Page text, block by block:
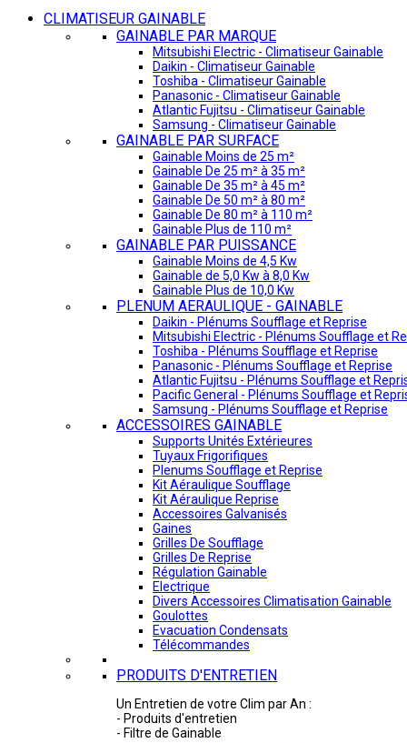
CLIMATISEUR GAINABLE
GAINABLE PAR MARQUE
Mitsubishi Electric - Climatiseur Gainable
Daikin - Climatiseur Gainable
Toshiba - Climatiseur Gainable
Panasonic - Climatiseur Gainable
Atlantic Fujitsu - Climatiseur Gainable
Samsung - Climatiseur Gainable
GAINABLE PAR SURFACE
Gainable Moins de 25 m²
Gainable De 25 m² à 35 m²
Gainable De 35 m² à 45 m²
Gainable De 50 m² à 80 m²
Gainable De 80 m² à 110 m²
Gainable Plus de 110 m²
GAINABLE PAR PUISSANCE
Gainable Moins de 4,5 Kw
Gainable de 5,0 Kw à 8,0 Kw
Gainable Plus de 10,0 Kw
PLENUM AERAULIQUE - GAINABLE
Daikin - Plénums Soufflage et Reprise
Mitsubishi Electric - Plénums Soufflage et
Toshiba - Plénums Soufflage et Reprise
Panasonic - Plénums Soufflage et Reprise
Atlantic Fujitsu - Plénums Soufflage et
Pacific General - Plénums Soufflage et
Samsung - Plénums Soufflage et Reprise
ACCESSOIRES GAINABLE
Supports Unités Extérieures
Tuyaux Frigorifiques
Plenums Soufflage et Reprise
Kit Aéraulique Soufflage
Kit Aéraulique Reprise
Accessoires Galvanisés
Gaines
Grilles De Soufflage
Grilles De Reprise
Régulation Gainable
Electrique
Divers Accessoires Climatisation Gainable
Goulottes
Evacuation Condensats
Télécommandes
PRODUITS D'ENTRETIEN
Un Entretien de votre Clim par An :
- Produits d'entretien
- Filtre de Gainable